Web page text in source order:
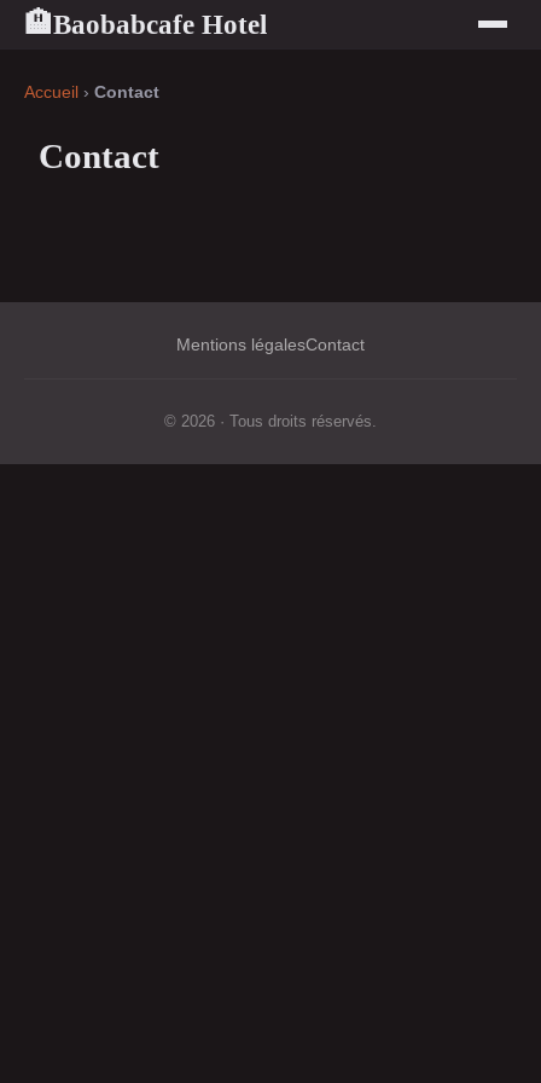
🏨Baobabcafe Hotel
Accueil › Contact
Contact
Mentions légalesContact
© 2026 · Tous droits réservés.